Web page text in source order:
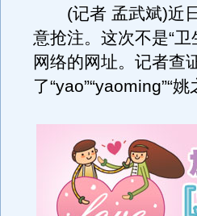
(记者 孟武斌)近
意抢注。这次不是“
网络的网址。记者查
了“yao”“yaoming”“